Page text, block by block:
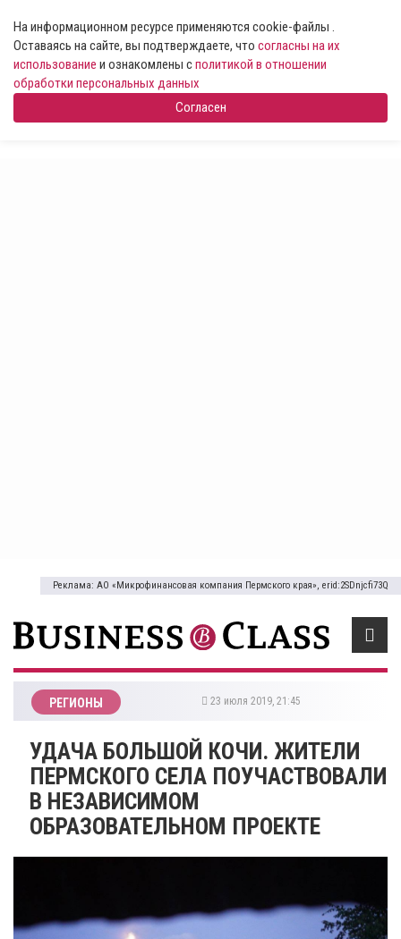
На информационном ресурсе применяются cookie-файлы .
Оставаясь на сайте, вы подтверждаете, что согласны на их
использование и ознакомлены сполитикой в отношении
обработки персональных данных
Согласен
Реклама: АО «Микрофинансовая компания Пермского края», erid:2SDnjcfi73Q
РЕГИОНЫ 23 июля 2019, 21:45
УДАЧА БОЛЬШОЙ КОЧИ. ЖИТЕЛИ
ПЕРМСКОГО СЕЛА ПОУЧАСТВОВАЛИ
В НЕЗАВИСИМОМ
ОБРАЗОВАТЕЛЬНОМ ПРОЕКТЕ